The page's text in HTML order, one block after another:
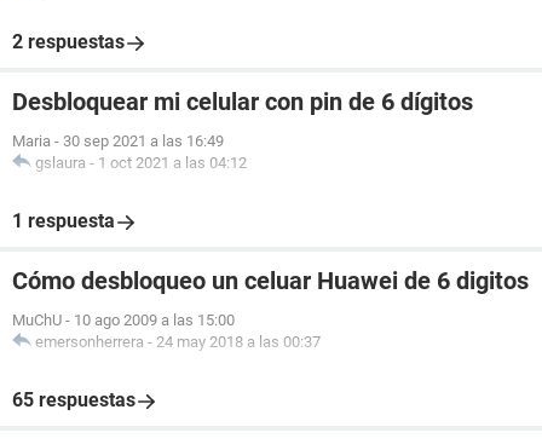
2 respuestas
Desbloquear mi celular con pin de 6 dígitos
Maria - 30 sep 2021 a las 16:49
gslaura - 1 oct 2021 a las 04:12
1 respuesta
Cómo desbloqueo un celuar Huawei de 6 digitos
MuChU - 10 ago 2009 a las 15:00
emersonherrera - 24 may 2018 a las 00:37
65 respuestas